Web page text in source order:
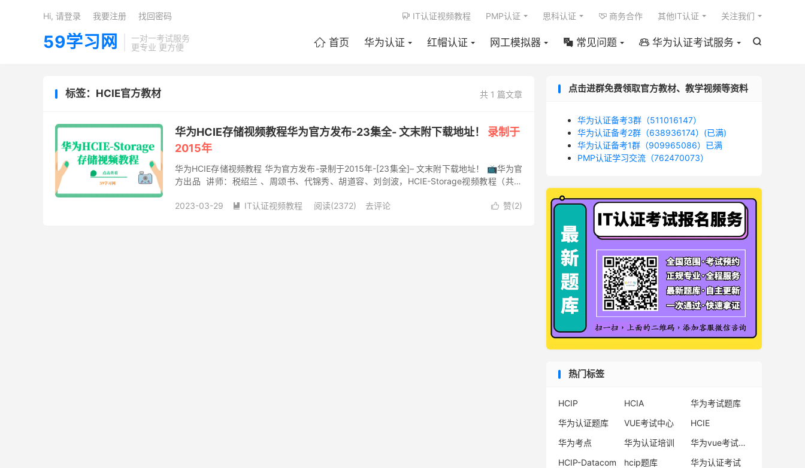
59学习网
一对一考试服务
更专业 更方便

 首页 华为认证 红帽认证 网工模拟器  常见问题  华为认证考试服务
 IT认证视频教程 PMP认证 思科认证  商务合作 其他IT认证 关注我们
Hi, 请登录 我要注册 找回密码
共 1 篇文章
标签：HCIE官方教材
华为HCIE存储视频教程华为官方发布-23集全- 文末附下载地址！ 录制于
2015年
华为HCIE存储视频教程 华为官方发布-录制于2015年-[23集全]– 文末附下载地址！ 📺华为官
方出品 讲师：税绍兰 、周颂书、代锦秀、胡道容、刘剑波，HCIE-Storage视频教程（共计
 赞(2)
2023-03-29  IT认证视频教程 阅读(2372) 去评论
点击进群免费领取官方教材、教学视频等资料
华为认证备考3群（511016147）
华为认证备考2群（638936174）(已满)
华为认证备考1群（909965086）已满
PMP认证学习交流（762470073）
热门标签
HCIP HCIA
华为考试题库
华为认证题库
VUE考试中心
HCIE
华为考点
华为认证培训
华为vue考试中心
HCIP-Datacom
hcip题库
华为认证考试